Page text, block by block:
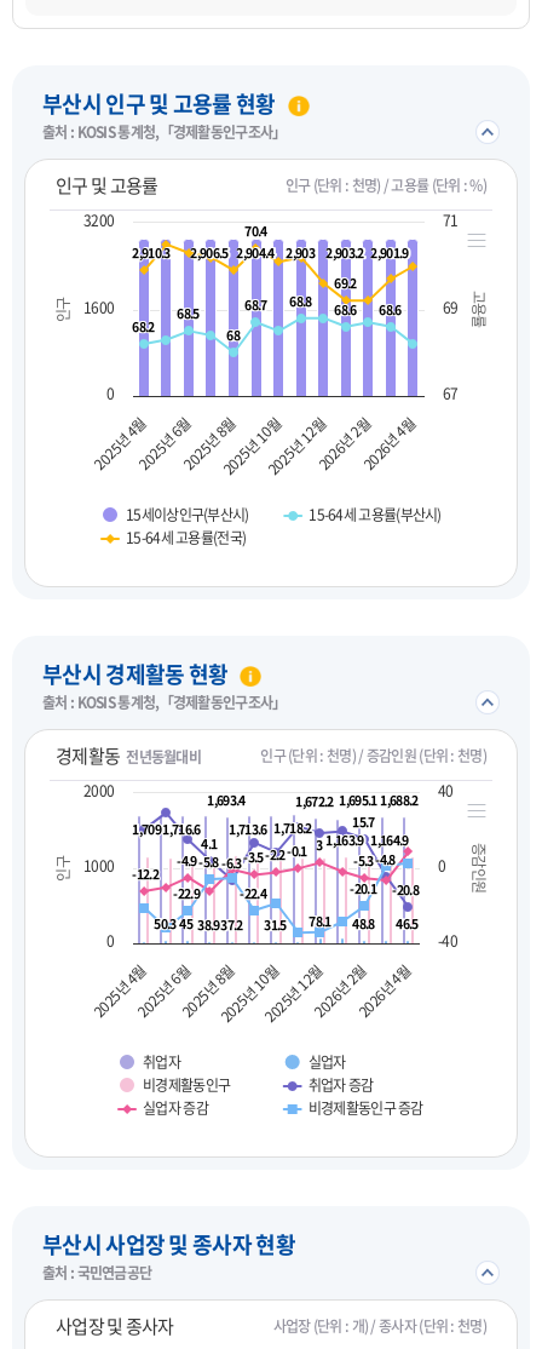
부산시 인구 및 고용률 현황
출처 : KOSIS 통계청,「경제활동인구조사」 접기/
인구 및 고용률 인구 (단위 : 천명) / 고용률 (단위 : %)
인구 고용률
2,910.3
2,910.3 2,906.5
2,906.5 2,904.4
2,904.4 2,903
2,903 2,903.2
2,903.2 2,901.9
2,901.9
68.2
68.2
68.5
68.5
68
68
68.7
68.7 68.8
68.8 68.6
68.6 68.6
68.6
70.4
70.4
69.2
69.2
15세이상인구(부산시)
15-64세 고용률(부산시)
15-64세 고용률(전국)
2025년 4월2025년 6월2025년 8월2025년 10월2025년 12월2026년 2월2026년 4월
0
1600
3200
67
69
71
부산시 경제활동 현황
출처 : KOSIS 통계청,「경제활동인구조사」 접기/
경제활동 전년동월대비 인구 (단위 : 천명) / 증감인원 (단위 : 천명)
인구 증감인원
1,709
1,7091,716.6
1,716.6
1,693.4
1,693.4
1,713.6
1,713.6 1,718.2
1,718.2
1,672.2
1,672.2 1,695.1
1,695.1 1,688.2
1,688.2
50.3
50.345
45 38.9
38.937.2
37.2 31.5
31.5 78.1
78.1 48.8
48.8 46.5
46.5
1,163.9
1,163.9 1,164.9
1,164.9
4.1
4.1
-6.3
-6.3
15.7
15.7
-4.8
-4.8
-20.8
-20.8
-12.2
-12.2
-4.9
-4.9 -3.5
-3.5-2.2
-2.2-0.1
-0.1 3
3
-5.3
-5.3
-22.9
-22.9
-5.8
-5.8
-22.4
-22.4 -20.1
-20.1
취업자
실업자
비경제활동인구
취업자 증감
실업자 증감
비경제활동인구 증감
2025년 4월2025년 6월2025년 8월2025년 10월2025년 12월2026년 2월2026년 4월
0
1000
2000
-40
0
40
부산시 사업장 및 종사자 현황
출처 : 국민연금공단 접기/
사업장 및 종사자 사업장 (단위 : 개) / 종사자 (단위 : 천명)